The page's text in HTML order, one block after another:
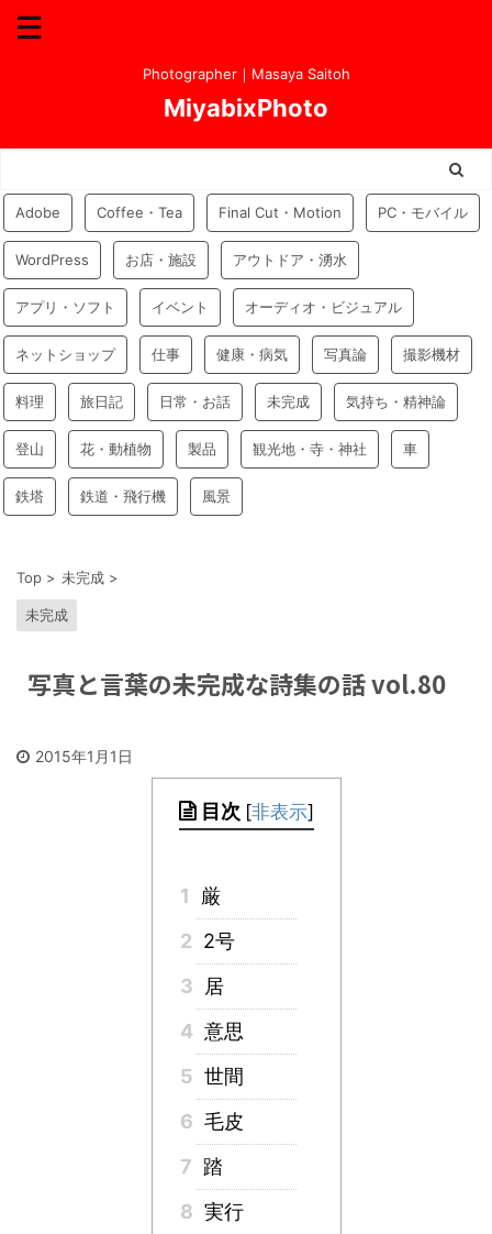
Photographer｜Masaya Saitoh
MiyabixPhoto
Adobe Coffee・Tea Final Cut・Motion PC・モバイル
WordPress お店・施設 アウトドア・湧水
アプリ・ソフト イベント オーディオ・ビジュアル
ネットショップ 仕事 健康・病気 写真論 撮影機材
料理 旅日記 日常・お話 未完成 気持ち・精神論
登山 花・動植物 製品 観光地・寺・神社 車
鉄塔 鉄道・飛行機 風景
Top > 未完成 >
未完成
写真と言葉の未完成な詩集の話 vol.80
2015年1月1日
目次 [非表示]
1
厳
2 2号
3
居
4 意思
5 世間
6 毛皮
7 踏
8 実行